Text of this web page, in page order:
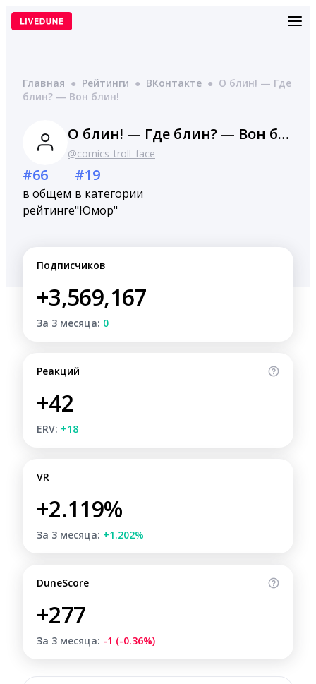
Перейти
Главная ● Рейтинги ● ВКонтакте ● О блин! — Где
блин? — Вон блин!
О блин! — Где блин? — Вон блин!
@comics_troll_face
#66
в общем
рейтинге
#19
в категории
"Юмор"
Подписчиков
+3,569,167
За 3 месяца: 0
Реакций
+42
ERV: +18
VR
+2.119%
За 3 месяца: +1.202%
DuneScore
+277
За 3 месяца: -1 (-0.36%)